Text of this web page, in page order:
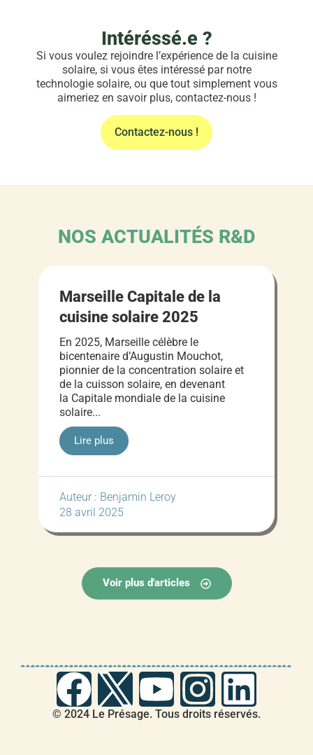
Intéréssé.e ?
Si vous voulez rejoindre l’expérience de la cuisine
solaire, si vous êtes intéressé par notre
technologie solaire, ou que tout simplement vous
aimeriez en savoir plus, contactez-nous !
Contactez-nous !
NOS ACTUALITÉS R&D
Marseille Capitale de la
cuisine solaire 2025
Auteur : Benjamin Leroy
28 avril 2025
En 2025, Marseille célèbre le
bicentenaire d’Augustin Mouchot,
pionnier de la concentration solaire et
de la cuisson solaire, en devenant
la Capitale mondiale de la cuisine
solaire...
Lire plus
Voir plus d'articles
© 2024 Le Présage. Tous droits réservés.